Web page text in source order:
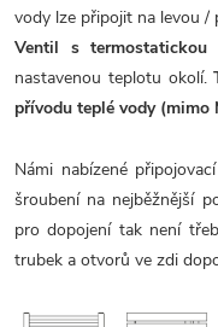
vody lze připojit na levou /
Ventil s termostatickou
nastavenou teplotu okolí.
přívodu teplé vody (mimo
Námi nabízené
šroubení na nejběžnější
pro dopojení tak není
trubek a otvorů ve zdi